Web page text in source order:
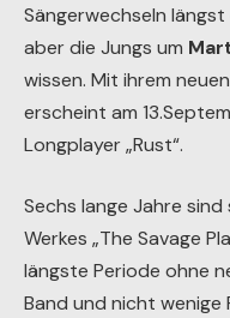
Sängerwechseln
aber die Jungs um
wissen. Mit ihrem
erscheint am
Longplayer „Rust“.
Sechs lange Jahre
Werkes „The Savage
längste Periode ohne
Band und nicht wenige